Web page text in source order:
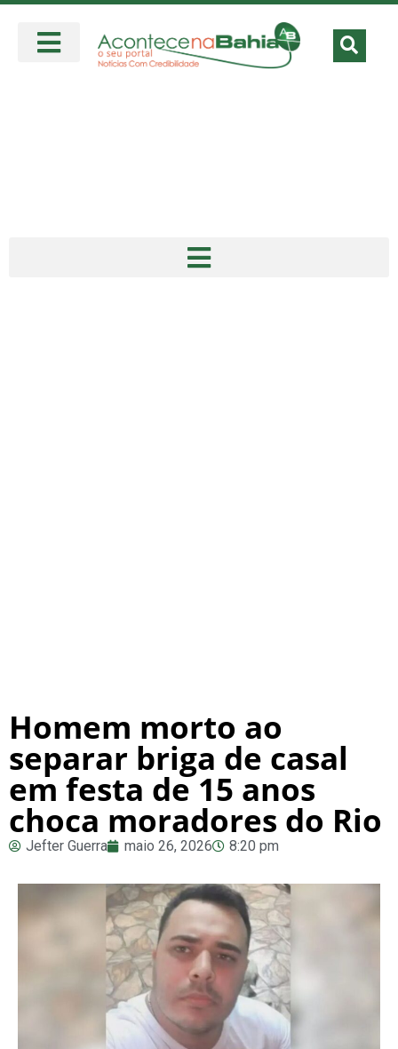
Homem morto ao
separar briga de casal
em festa de 15 anos
choca moradores do Rio
Jefter Guerra maio 26, 2026 8:20 pm